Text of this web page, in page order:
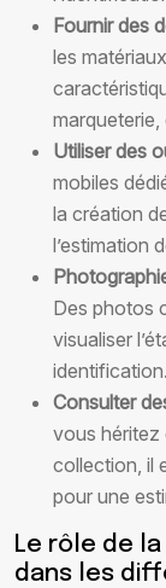
Fournir des
les
Utiliser des
mobiles
la création
l’estimation
Des photos
visualiser
identification.
Consulter
vous héritez
collection, il
pour une
Le rôle de
dans les